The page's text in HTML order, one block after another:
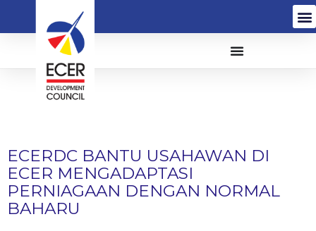
ECERDC BANTU USAHAWAN DI
ECER MENGADAPTASI
PERNIAGAAN DENGAN NORMAL
BAHARU